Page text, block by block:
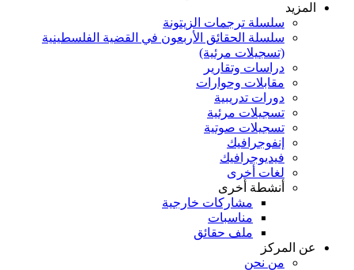
المزيد
سلسلة ترجمات الزيتونة
سلسلة الحقائق الأربعون في القضية الفلسطينية
(تسجيلات مرئية)
دراسات وتقارير
مقابلات وحوارات
دورات تدريبية
تسجيلات مرئية
تسجيلات صوتية
إنفوجرافيك
فيديوجرافيك
لغات أخرى
أنشطة أخرى
مشاركات خارجية
مناسبات
ملف حقائق
عن المركز
من نحن